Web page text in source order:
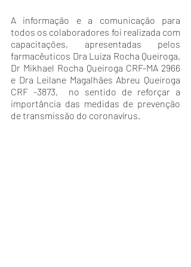
A informação e a comunicação para
todos os colaboradores foi realizada com
capacitações, apresentadas pelos
farmacêuticos Dra Luiza Rocha Queiroga,
Dr Mikhael Rocha Queiroga CRF-MA 2966
e Dra Leilane Magalhães Abreu Queiroga
CRF -3873,  no sentido de reforçar a
importância das medidas de prevenção
de transmissão do coronavírus.